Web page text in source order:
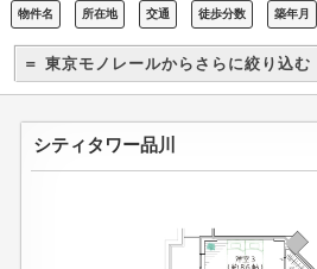
物件名 所在地 交通 徒歩分数 築年月
＝ 東京モノレールからさらに絞り込む
シティタワー品川